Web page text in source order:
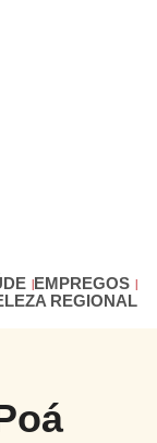
EMPREGOS
REGIONAL